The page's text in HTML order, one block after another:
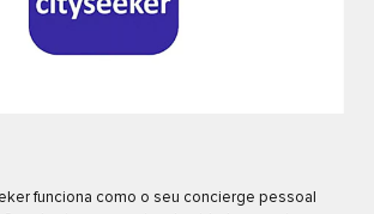
funciona como o seu concierge pessoal